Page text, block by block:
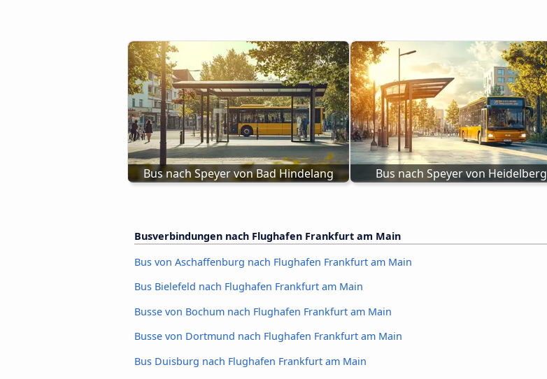
Bus nach Speyer von Bad Hindelang Bus nach Speyer von Heidelberg
Busverbindungen nach Flughafen Frankfurt am Main
Bus von Aschaffenburg nach Flughafen Frankfurt am Main
Bus Bielefeld nach Flughafen Frankfurt am Main
Busse von Bochum nach Flughafen Frankfurt am Main
Busse von Dortmund nach Flughafen Frankfurt am Main
Bus Duisburg nach Flughafen Frankfurt am Main